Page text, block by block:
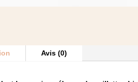
Avis (0)